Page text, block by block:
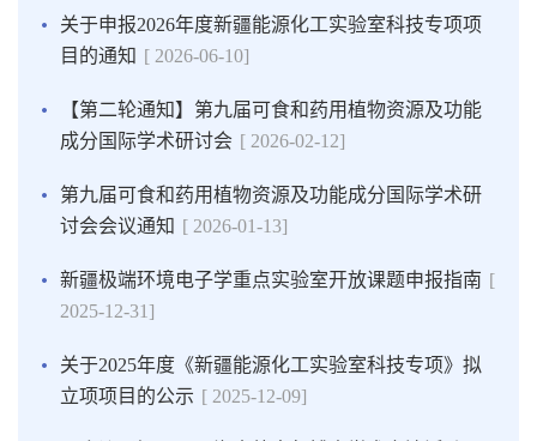
关于申报2026年度新疆能源化工实验室科技专项项
目的通知 [ 2026-06-10]
【第二轮通知】第九届可食和药用植物资源及功能
成分国际学术研讨会 [ 2026-02-12]
第九届可食和药用植物资源及功能成分国际学术研
讨会会议通知 [ 2026-01-13]
新疆极端环境电子学重点实验室开放课题申报指南 [
2025-12-31]
关于2025年度《新疆能源化工实验室科技专项》拟
立项项目的公示 [ 2025-12-09]